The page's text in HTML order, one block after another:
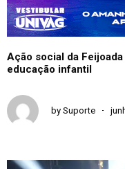
Ação social da
educação infantil
by Suporte